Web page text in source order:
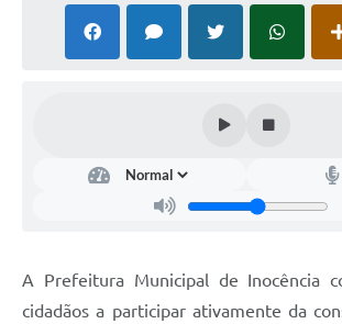
Cadeia Integrada de Valor
Plano Estratégico
Dados gerais e Obras
A Prefeitura Municipal de Inocência
cidadãos a participar ativamente da